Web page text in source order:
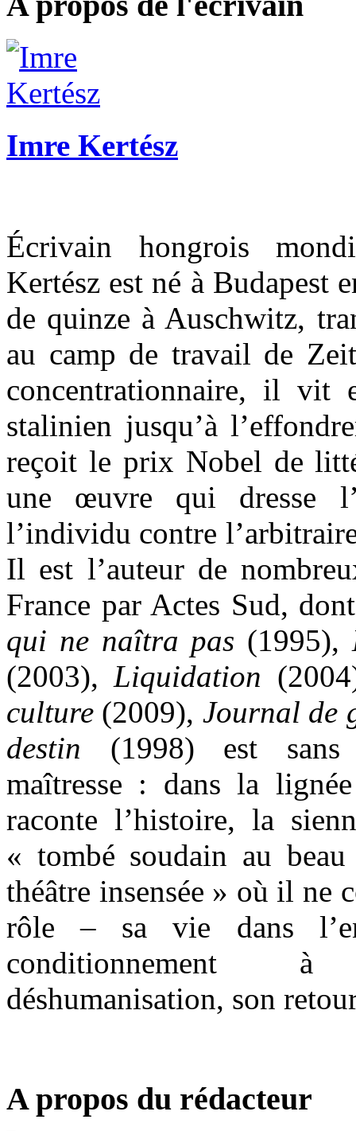
Imre Kertész
Écrivain hongrois
Kertész est né à Budapest
de quinze à Auschwitz,
au camp de travail de
concentrationnaire, il vit
stalinien jusqu’à
reçoit le prix Nobel de
une œuvre qui dresse
l’individu contre
Il est l’auteur de
France par Actes Sud,
qui ne naîtra pas (1995),
(2003),Liquidation
culture (2009), Journal de
destin (1998) est sans
maîtresse : dans la
raconte l’histoire, la
« tombé soudain au
théâtre insensée » où il ne
rôle – sa vie dans
conditionnement
déshumanisation, son
A propos du rédacteur